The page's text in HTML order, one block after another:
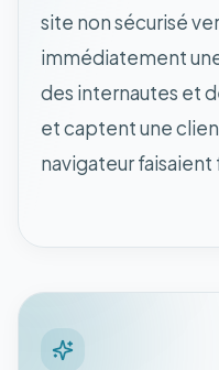
site non sécurisé
immédiatement
des internautes et
et captent une
navigateur faisaient